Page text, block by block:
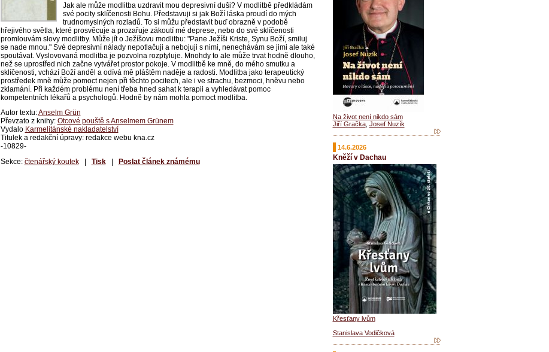
Jak ale může modlitba uzdravit mou depresivní duši? V modlitbě předkládám
své pocity sklíčenosti Bohu. Představuji si jak Boží láska proudí do mých
trudnomyslných rozladů. To si můžu představit buď obrazně v podobě
hřejivého světla, které prosvěcuje a prozařuje zákoutí mé deprese, nebo do své sklíčenosti
promlouvám slovy modlitby. Může jít o Ježíšovu modlitbu: "Pane Ježíši Kriste, Synu Boží, smiluj
se nade mnou." Své depresivní nálady nepotlačuji a nebojuji s nimi, nenechávám se jimi ale také
spoutávat. Vyslovovaná modlitba je pozvolna rozptyluje. Mnohdy to ale může trvat hodně dlouho,
než se uprostřed nich začne vytvářet prostor pokoje. V modlitbě ke mně, do mého smutku a
sklíčenosti, vchází Boží anděl a odívá mě pláštěm naděje a radosti. Modlitba jako terapeutický
prostředek mně může pomoct nejen při těchto pocitech, ale i ve strachu, bezmoci, hněvu nebo
zklamání. Při každém problému není třeba hned sahat k terapii a vyhledávat pomoc
kompetentních lékařů a psychologů. Hodně by nám mohla pomoct modlitba.
Autor textu:Anselm Grün
Převzato z knihy: Otcové pouště s Anselmem Grünem
Vydalo Karmelitánské nakladatelství
Titulek a redakční úpravy: redakce webu kna.cz
-10829-
Sekce: čtenářský koutek| Tisk| Poslat článek známému
Na život není nikdo sám
Jiří Gračka, Josef Nuzík
14.6.2026
Kněží v Dachau
Křesťany lvům
Stanislava Vodičková